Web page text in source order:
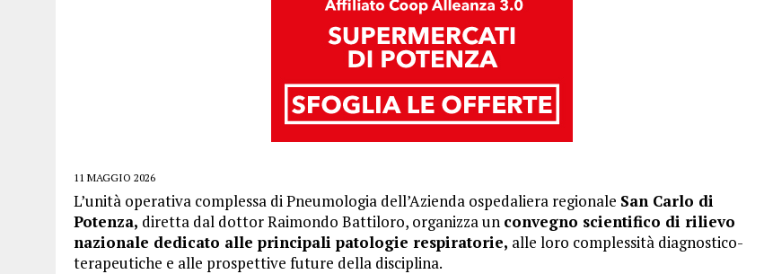
11 MAGGIO 2026
L’unità operativa complessa di Pneumologia dell’Azienda ospedaliera regionale San Carlo di
Potenza, diretta dal dottor Raimondo Battiloro, organizza un convegno scientifico di rilievo
nazionale dedicato alle principali patologie respiratorie, alle loro complessità diagnostico-
terapeutiche e alle prospettive future della disciplina.